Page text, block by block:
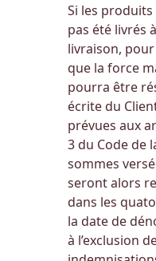
Si les
pas été livrés
livraison,
que la force
pourra être
écrite du
prévues aux
3 du Code de
sommes
seront alors
dans les
la date de
à l’exclusion